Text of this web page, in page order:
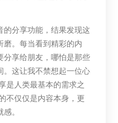
的分享功能，结果发现这
磨。每当看到精彩的内
分享给朋友，哪怕是那些
。这让我不禁想起一位心
是人类最基本的需求之
不仅仅是内容本身，更
。